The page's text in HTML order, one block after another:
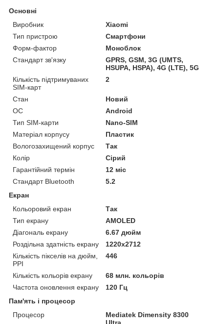
Основні
Виробник
Xiaomi
Тип пристрою
Смартфони
Форм-фактор
Моноблок
Стандарт зв'язку
GPRS, GSM, 3G (UMTS,
HSUPA, HSPA), 4G (LTE), 5G
Кількість підтримуваних
SIM-карт
2
Стан
Новий
ОС
Android
Тип SIM-карти
Nano-SIM
Матеріал корпусу
Пластик
Вологозахищений корпус
Так
Колір
Сірий
Гарантійний термін
12 міс
Стандарт Bluetooth
5.2
Екран
Кольоровий екран
Так
Тип екрану
AMOLED
Діагональ екрану
6.67 дюйм
Роздільна здатність екрану
1220x2712
Кількість пікселів на дюйм,
PPI
446
Кількість кольорів екрану
68 млн. кольорів
Частота оновлення екрану
120 Гц
Пам'ять і процесор
Процесор
Mediatek Dimensity 8300